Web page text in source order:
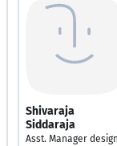
Shivaraja
Siddaraja
Asst. Manager